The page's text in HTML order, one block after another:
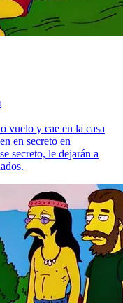
vuelo y cae en la casa
en secreto en
secreto, le dejarán a